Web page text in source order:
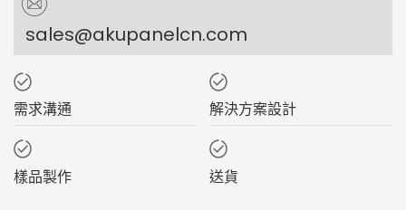
sales@akupanelcn.com
需求溝通 解決方案設計
樣品製作 送貨